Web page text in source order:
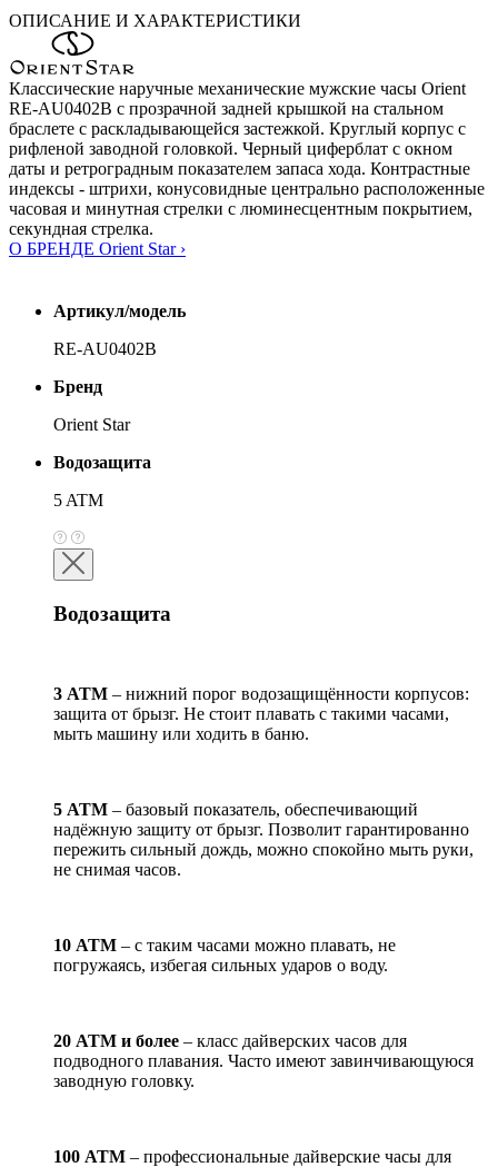
ОПИСАНИЕ И ХАРАКТЕРИСТИКИ
Классические наручные механические мужские часы Orient
RE-AU0402B с прозрачной задней крышкой на стальном
браслете с раскладывающейся застежкой. Круглый корпус с
рифленой заводной головкой. Черный циферблат с окном
даты и ретроградным показателем запаса хода. Контрастные
индексы - штрихи, конусовидные центрально расположенные
часовая и минутная стрелки с люминесцентным покрытием,
секундная стрелка.
О БРЕНДЕ Orient Star ›
Артикул/модель
RE-AU0402B
Бренд
Orient Star
Водозащита
5 ATM
Водозащита
3 АТМ – нижний порог водозащищённости корпусов:
защита от брызг. Не стоит плавать с такими часами,
мыть машину или ходить в баню.
5 АТМ – базовый показатель, обеспечивающий
надёжную защиту от брызг. Позволит гарантированно
пережить сильный дождь, можно спокойно мыть руки,
не снимая часов.
10 АТМ – с таким часами можно плавать, не
погружаясь, избегая сильных ударов о воду.
20 АТМ и более – класс дайверских часов для
подводного плавания. Часто имеют завинчивающуюся
заводную головку.
100 АТМ – профессиональные дайверские часы для